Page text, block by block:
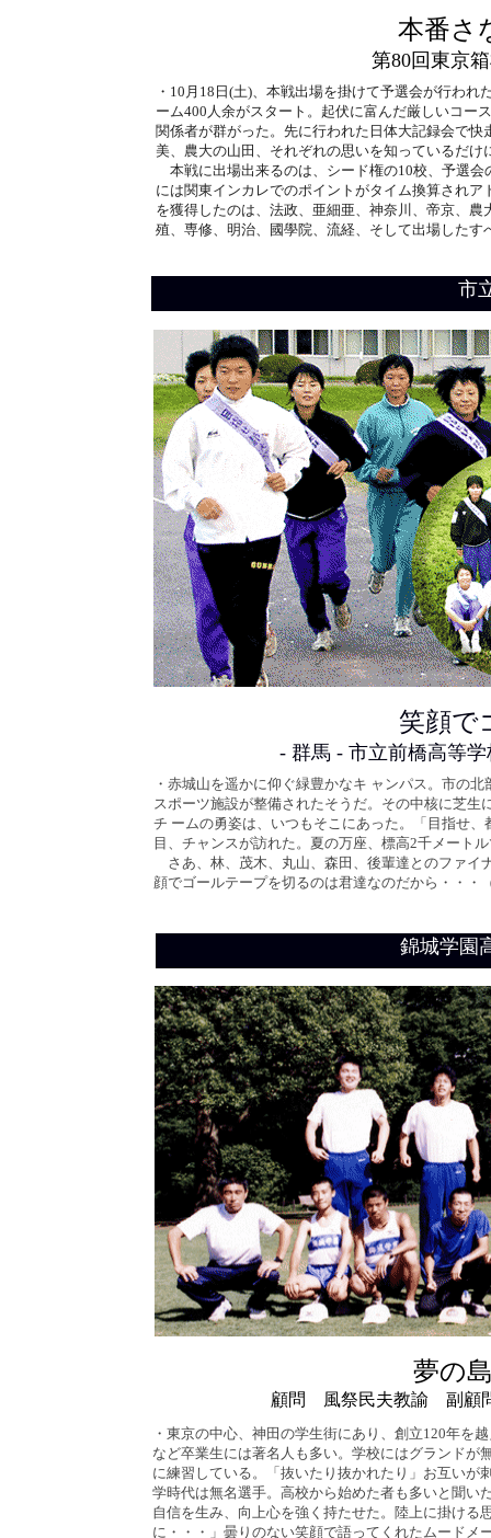
本番さ
第80回東京
・10月18日(土)、本戦出場を掛けて予選会が行わ
ーム400人余がスタート。起伏に富んだ厳しいコー
関係者が群がった。先に行われた日体大記録会で
美、農大の山田、それぞれの思いを知っているだ
本戦に出場出来るのは、シード権の10校、予選会
には関東インカレでのポイントがタイム換算され
を獲得したのは、法政、亜細亜、神奈川、帝京、
殖、専修、明治、國學院、流経、そして出場した
市
笑顔で
- 群馬 - 市立前橋高等
・赤城山を遥かに仰ぐ緑豊かなキ ャンパス。市の
スポーツ施設が整備されたそうだ。その中核に芝
チ ームの勇姿は、いつもそこにあった。「目指せ
目、チャンスが訪れた。夏の万座、標高2千メート
さあ、林、茂木、丸山、森田、後輩達とのファイ
顔でゴールテープを切るのは君達なのだから・・・
錦城学園
夢の
顧問 風祭民夫教諭 副顧
・東京の中心、神田の学生街にあり、創立120年を
など卒業生には著名人も多い。学校にはグランドが
に練習している。「抜いたり抜かれたり」お互いが
学時代は無名選手。高校から始めた者も多いと聞い
自信を生み、向上心を強く持たせた。陸上に掛ける
に・・・」曇りのない笑顔で語ってくれたムードメ